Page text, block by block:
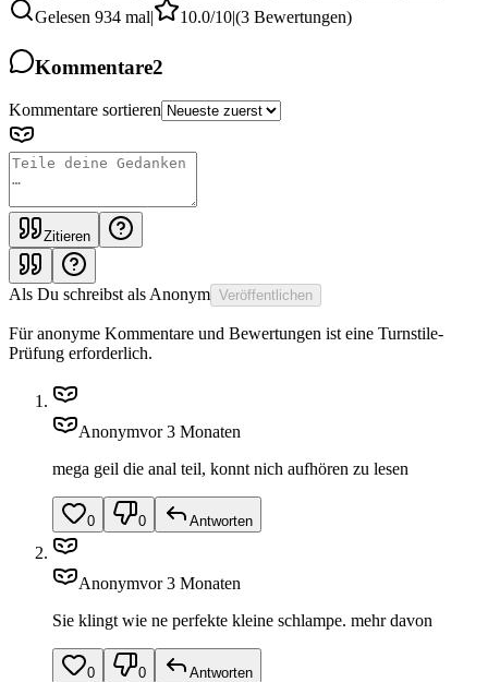
Gelesen 934 mal| 10.0/10|(3 Bewertungen)
Kommentare2
Kommentare sortieren
Zitieren
Als Du schreibst als Anonym Veröffentlichen
Für anonyme Kommentare und Bewertungen ist eine Turnstile-
Prüfung erforderlich.
Anonymvor 3 Monaten
mega geil die anal teil, konnt nich aufhören zu lesen
0 0 Antworten
Anonymvor 3 Monaten
Sie klingt wie ne perfekte kleine schlampe. mehr davon
0 0 Antworten